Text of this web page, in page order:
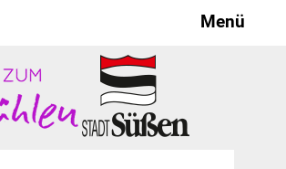
Menü
Stadt & Politik
Bürgermeister